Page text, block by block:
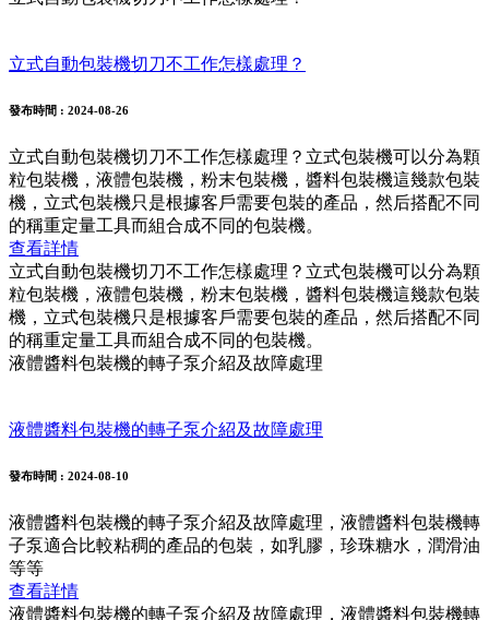
立式自動包裝機切刀不工作怎樣處理？
發布時間 : 2024-08-26
立式自動包裝機切刀不工作怎樣處理？立式包裝機可以分為顆
粒包裝機，液體包裝機，粉末包裝機，醬料包裝機這幾款包裝
機，立式包裝機只是根據客戶需要包裝的產品，然后搭配不同
的稱重定量工具而組合成不同的包裝機。
查看詳情
立式自動包裝機切刀不工作怎樣處理？立式包裝機可以分為顆
粒包裝機，液體包裝機，粉末包裝機，醬料包裝機這幾款包裝
機，立式包裝機只是根據客戶需要包裝的產品，然后搭配不同
的稱重定量工具而組合成不同的包裝機。
液體醬料包裝機的轉子泵介紹及故障處理
液體醬料包裝機的轉子泵介紹及故障處理
發布時間 : 2024-08-10
液體醬料包裝機的轉子泵介紹及故障處理，液體醬料包裝機轉
子泵適合比較粘稠的產品的包裝，如乳膠，珍珠糖水，潤滑油
等等
查看詳情
液體醬料包裝機的轉子泵介紹及故障處理，液體醬料包裝機轉